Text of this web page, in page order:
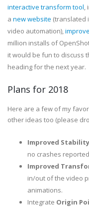
interactive transform tool,
a new website (translated
video automation),
million installs of
it would be fun to discuss
heading for the next year.
Plans for 2018
Here are a few of my
other ideas too (please
Improved Stability
no crashes
Improved
in/out of the video
animations.
Integrate Origin